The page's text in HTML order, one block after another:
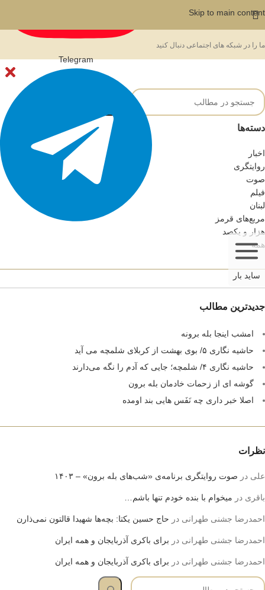
Skip to main content
ما را در شبکه های اجتماعی دنبال کنید
Telegram
ساید بار
دسته‌ها
اخبار
روایتگری
صوت
فیلم
لبنان
مربع‌های قرمز
هزار و یکصد
همه
جدیدترین مطالب
امشب اینجا بله برونه
حاشیه نگاری ۵/ بوی بهشت از کربلای شلمچه می آید
حاشیه نگاری ۴/ شلمچه؛ جایی که آدم را نگه می‌دارند
گوشه ای از زحمات خادمان بله برون
اصلا خبر داری چه نَفَس هایی بند اومده
نظرات
علی در صوت روایتگری برنامه‌ی «شب‌های بله برون» – ۱۴۰۳
باقری در میخوام با بنده خودم تنها باشم…
احمدرضا جشنی طهرانی در حاج حسین یکتا: بچه‌ها شهیدا قالتون نمی‌ذارن
احمدرضا جشنی طهرانی در برای باکری آذربایجان و همه ایران
احمدرضا جشنی طهرانی در برای باکری آذربایجان و همه ایران